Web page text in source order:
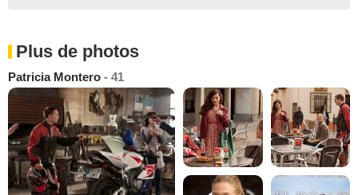
Plus de photos
Patricia Montero - 41